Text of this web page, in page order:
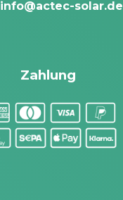
info@actec-solar.de
Zahlung